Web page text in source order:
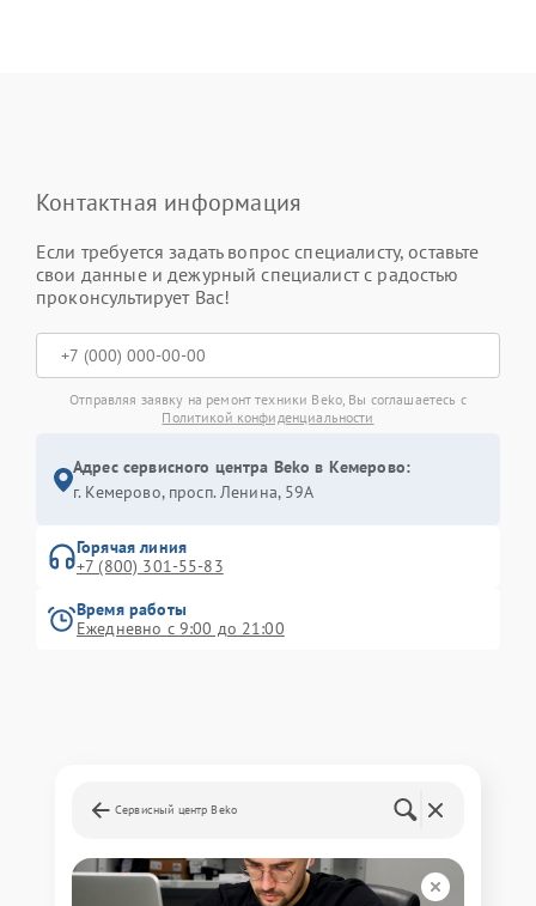
Контактная информация
Если требуется задать вопрос специалисту, оставьте
свои данные и дежурный специалист с радостью
проконсультирует Вас!
Отправляя заявку на ремонт техники Beko, Вы соглашаетесь с
Политикой конфиденциальности
Адрес сервисного центра Beko в Кемерово:
г. Кемерово, просп. Ленина, 59А
Горячая линия
+7 (800) 301-55-83
Время работы
Ежедневно с 9:00 до 21:00
Сервисный центр Beko